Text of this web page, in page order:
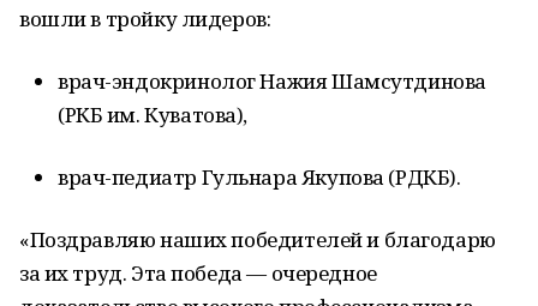
вошли в тройку лидеров:
врач-эндокринолог Нажия Шамсутдинова
(РКБ им. Куватова),
врач-педиатр Гульнара Якупова (РДКБ).
«Поздравляю наших победителей и благодарю
за их труд. Эта победа — очередное